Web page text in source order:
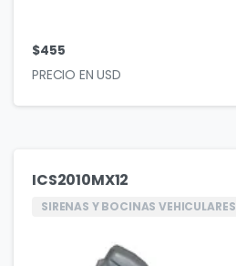
$455
ICS2010MX12
SIRENAS Y BOCINAS VEHICULARES